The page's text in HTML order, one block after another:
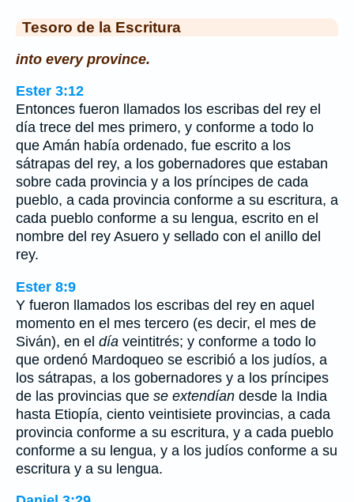
Tesoro de la Escritura
into every province.
Ester 3:12
Entonces fueron llamados los escribas del rey el
día trece del mes primero, y conforme a todo lo
que Amán había ordenado, fue escrito a los
sátrapas del rey, a los gobernadores que estaban
sobre cada provincia y a los príncipes de cada
pueblo, a cada provincia conforme a su escritura, a
cada pueblo conforme a su lengua, escrito en el
nombre del rey Asuero y sellado con el anillo del
rey.
Ester 8:9
Y fueron llamados los escribas del rey en aquel
momento en el mes tercero (es decir, el mes de
Siván), en el día veintitrés; y conforme a todo lo
que ordenó Mardoqueo se escribió a los judíos, a
los sátrapas, a los gobernadores y a los príncipes
de las provincias que se extendían desde la India
hasta Etiopía, ciento veintisiete provincias, a cada
provincia conforme a su escritura, y a cada pueblo
conforme a su lengua, y a los judíos conforme a su
escritura y a su lengua.